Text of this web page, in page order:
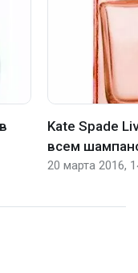
Kate Spade
всем
20 марта 2016,